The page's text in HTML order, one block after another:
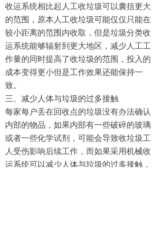
收运系统相比起人工收垃圾可以囊括更大
的范围，原本人工收垃圾可能仅仅只能在
较小距离的范围内收取，但是垃圾分类收
运系统能够辐射到更大地区，减少人工工
作量的同时提高了收垃圾的范围，投入的
成本变得更小但是工作效果还能保持一
致。
三、减少人体与垃圾的过多接触
每家每户丢在回收点的垃圾没有办法确认
内部的物品，如果内部有一些破碎的玻璃
或者一些化学试剂，可能会导致收垃圾工
人受伤影响后续工作，而如果采用机械收
运系统可以减少人体与垃圾的过多接触，